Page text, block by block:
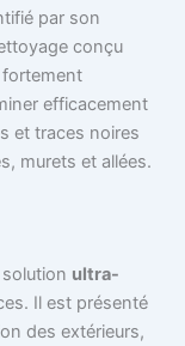
par son
conçu
fortement
efficacement
et traces noires
murets et allées.
ultra-
Il est présenté
des extérieurs,